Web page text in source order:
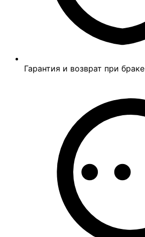
Гарантия и возврат при браке